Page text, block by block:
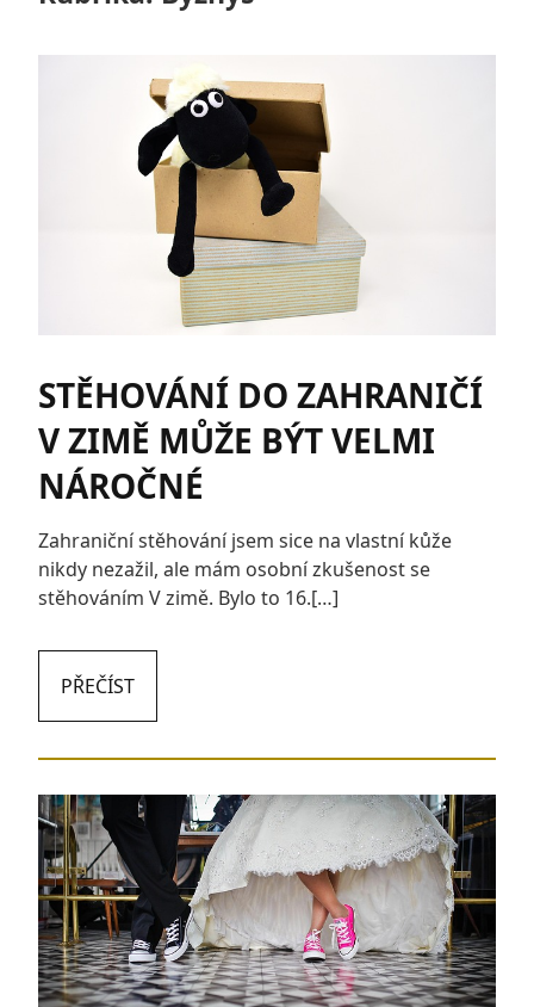
STĚHOVÁNÍ DO ZAHRANIČÍ
V ZIMĚ MŮŽE BÝT VELMI
NÁROČNÉ
Zahraniční stěhování jsem sice na vlastní kůže
nikdy nezažil, ale mám osobní zkušenost se
stěhováním V zimě. Bylo to 16.[…]
PŘEČÍST